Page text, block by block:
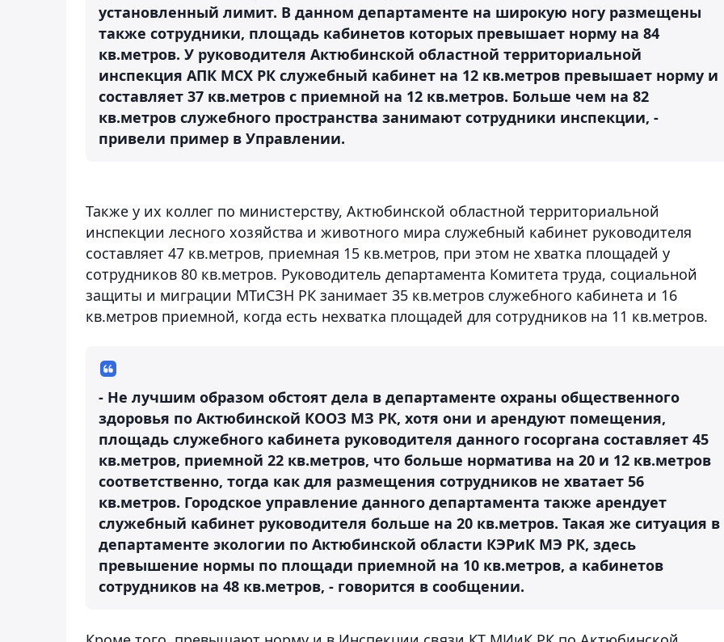
установленный лимит. В данном департаменте на широкую ногу размещены
также сотрудники, площадь кабинетов которых превышает норму на 84
кв.метров. У руководителя Актюбинской областной территориальной
инспекция АПК МСХ РК служебный кабинет на 12 кв.метров превышает норму и
составляет 37 кв.метров с приемной на 12 кв.метров. Больше чем на 82
кв.метров служебного пространства занимают сотрудники инспекции, -
привели пример в Управлении.
Также у их коллег по министерству, Актюбинской областной территориальной
инспекции лесного хозяйства и животного мира служебный кабинет руководителя
составляет 47 кв.метров, приемная 15 кв.метров, при этом не хватка площадей у
сотрудников 80 кв.метров. Руководитель департамента Комитета труда, социальной
защиты и миграции МТиСЗН РК занимает 35 кв.метров служебного кабинета и 16
кв.метров приемной, когда есть нехватка площадей для сотрудников на 11 кв.метров.
- Не лучшим образом обстоят дела в департаменте охраны общественного
здоровья по Актюбинской КООЗ МЗ РК, хотя они и арендуют помещения,
площадь служебного кабинета руководителя данного госоргана составляет 45
кв.метров, приемной 22 кв.метров, что больше норматива на 20 и 12 кв.метров
соответственно, тогда как для размещения сотрудников не хватает 56
кв.метров. Городское управление данного департамента также арендует
служебный кабинет руководителя больше на 20 кв.метров. Такая же ситуация в
департаменте экологии по Актюбинской области КЭРиК МЭ РК, здесь
превышение нормы по площади приемной на 10 кв.метров, а кабинетов
сотрудников на 48 кв.метров, - говорится в сообщении.